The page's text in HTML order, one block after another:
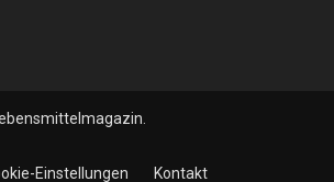
Einstellungen Kontakt